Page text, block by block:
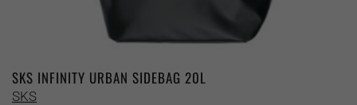
SKS INFINITY URBAN SIDEBAG 20L
SKS